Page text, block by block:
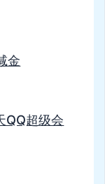
金
QQ超级会